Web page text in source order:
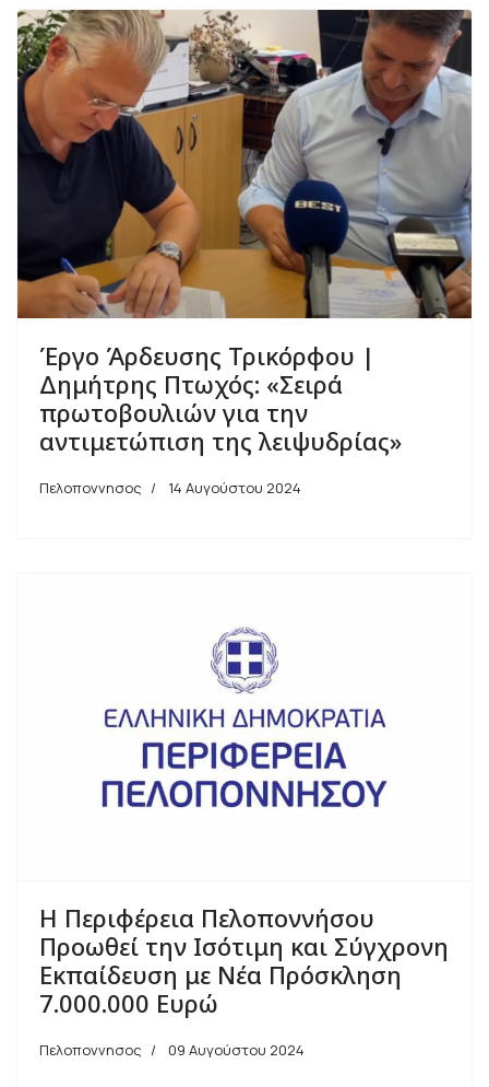
Έργο Άρδευσης Τρικόρφου |
Δημήτρης Πτωχός: «Σειρά
πρωτοβουλιών για την
αντιμετώπιση της λειψυδρίας»
Πελοποννησος 14 Αυγούστου 2024
Η Περιφέρεια Πελοποννήσου
Προωθεί την Ισότιμη και Σύγχρονη
Εκπαίδευση με Νέα Πρόσκληση
7.000.000 Ευρώ
Πελοποννησος 09 Αυγούστου 2024